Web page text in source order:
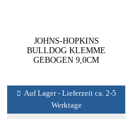
JOHNS-HOPKINS
BULLDOG KLEMME
GEBOGEN 9,0CM
Auf Lager - Lieferzeit ca. 2-5
Werktage